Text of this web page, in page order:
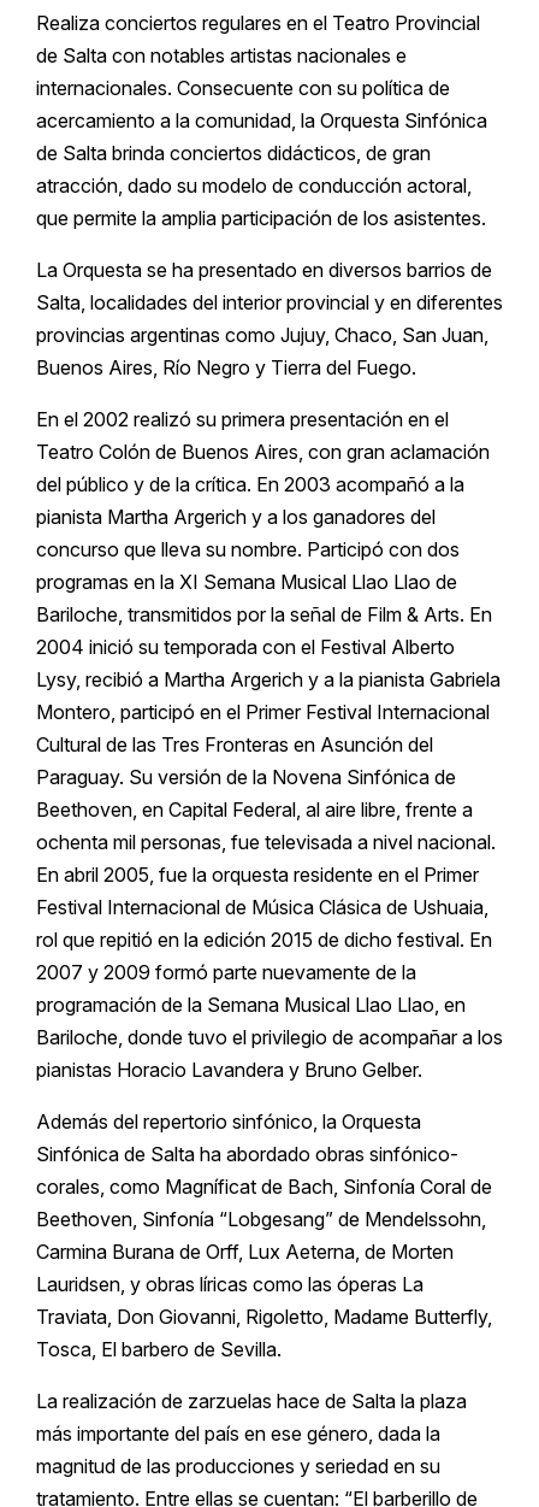
Realiza conciertos regulares en el Teatro Provincial
de Salta con notables artistas nacionales e
internacionales. Consecuente con su política de
acercamiento a la comunidad, la Orquesta Sinfónica
de Salta brinda conciertos didácticos, de gran
atracción, dado su modelo de conducción actoral,
que permite la amplia participación de los asistentes.
La Orquesta se ha presentado en diversos barrios de
Salta, localidades del interior provincial y en diferentes
provincias argentinas como Jujuy, Chaco, San Juan,
Buenos Aires, Río Negro y Tierra del Fuego.
En el 2002 realizó su primera presentación en el
Teatro Colón de Buenos Aires, con gran aclamación
del público y de la crítica. En 2003 acompañó a la
pianista Martha Argerich y a los ganadores del
concurso que lleva su nombre. Participó con dos
programas en la XI Semana Musical Llao Llao de
Bariloche, transmitidos por la señal de Film & Arts. En
2004 inició su temporada con el Festival Alberto
Lysy, recibió a Martha Argerich y a la pianista Gabriela
Montero, participó en el Primer Festival Internacional
Cultural de las Tres Fronteras en Asunción del
Paraguay. Su versión de la Novena Sinfónica de
Beethoven, en Capital Federal, al aire libre, frente a
ochenta mil personas, fue televisada a nivel nacional.
En abril 2005, fue la orquesta residente en el Primer
Festival Internacional de Música Clásica de Ushuaia,
rol que repitió en la edición 2015 de dicho festival. En
2007 y 2009 formó parte nuevamente de la
programación de la Semana Musical Llao Llao, en
Bariloche, donde tuvo el privilegio de acompañar a los
pianistas Horacio Lavandera y Bruno Gelber.
Además del repertorio sinfónico, la Orquesta
Sinfónica de Salta ha abordado obras sinfónico-
corales, como Magníficat de Bach, Sinfonía Coral de
Beethoven, Sinfonía “Lobgesang” de Mendelssohn,
Carmina Burana de Orff, Lux Aeterna, de Morten
Lauridsen, y obras líricas como las óperas La
Traviata, Don Giovanni, Rigoletto, Madame Butterfly,
Tosca, El barbero de Sevilla.
La realización de zarzuelas hace de Salta la plaza
más importante del país en ese género, dada la
magnitud de las producciones y seriedad en su
tratamiento. Entre ellas se cuentan: “El barberillo de